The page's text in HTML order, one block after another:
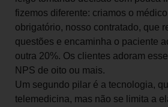
fizemos diferente: criamos o
obrigatório, nosso contratado, que
questões e encaminha o paciente
outra 20%. Os clientes adoram
NPS de oito ou mais.
Um segundo pilar é a tecnologia,
telemedicina, mas não se limita a